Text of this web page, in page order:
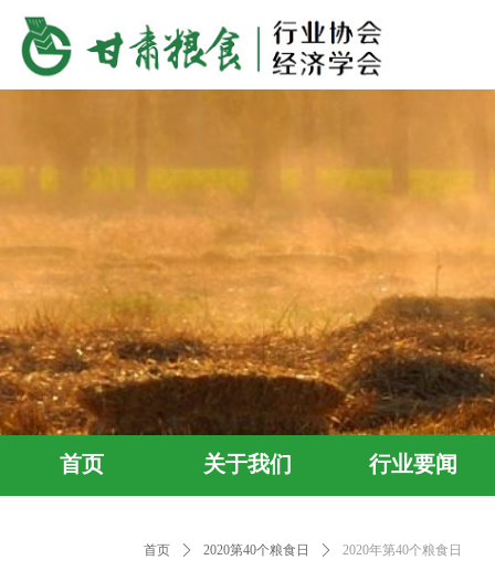
首页 关于我们 行业要闻
首页 ꄲ 2020第40个粮食日 ꄲ 2020年第40个粮食日